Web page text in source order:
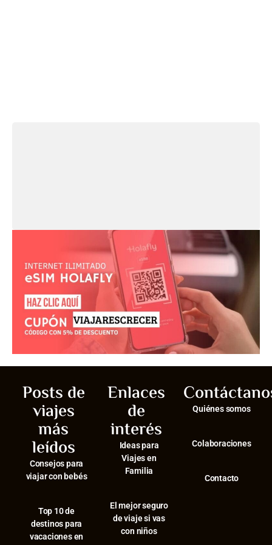
Posts de
viajes
más
leídos
Consejos para
viajar con bebés
⁠Top 10 de
destinos para
vacaciones en
Enlaces
de
interés
Ideas para
Viajes en
Familia
El mejor seguro
de viaje si vas
con niños
Quiénes somos
Colaboraciones
Contacto